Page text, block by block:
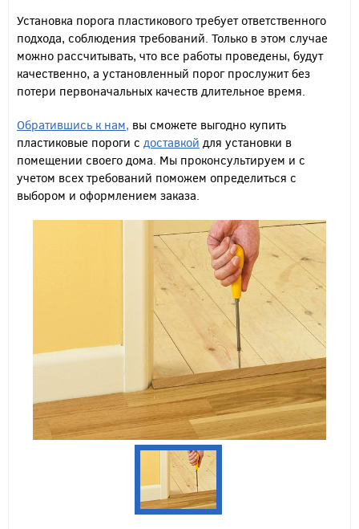
Установка порога пластикового требует ответственного
подхода, соблюдения требований. Только в этом случае
можно рассчитывать, что все работы проведены, будут
качественно, а установленный порог прослужит без
потери первоначальных качеств длительное время.
Обратившись к нам, вы сможете выгодно купить
пластиковые пороги с доставкой для установки в
помещении своего дома. Мы проконсультируем и с
учетом всех требований поможем определиться с
выбором и оформлением заказа.